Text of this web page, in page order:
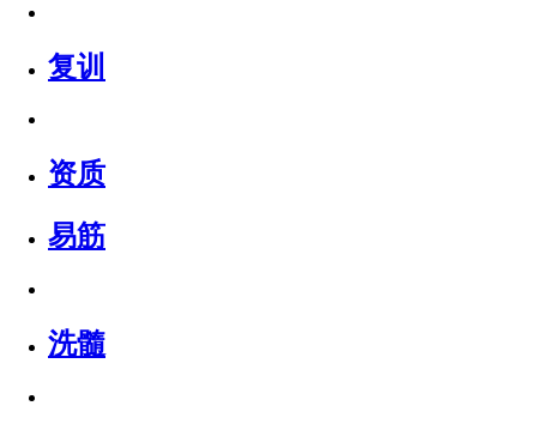
复训
资质
易筋
洗髓